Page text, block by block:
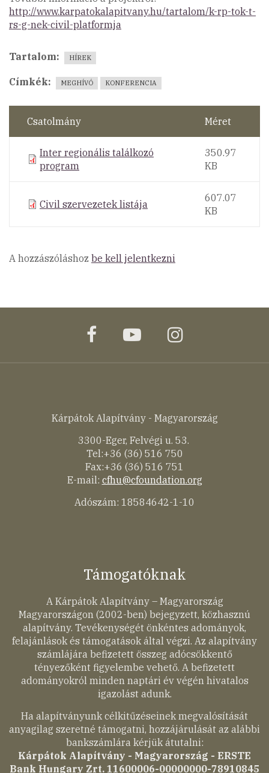
http://www.karpatokalapitvany.hu/tartalom/k-rp-tok-t-
rs-g-nek-civil-platformja
Tartalom HÍREK
Címkék MEGHÍVÓ KONFERENCIA
Csatolmány Méret
Inter regionális találkozó
program
350.97
KB
Civil szervezetek listája
607.07
KB
A hozzászóláshoz be kell jelentkezni
facebookyoutubeinstagram
Kárpátok Alapítvány - Magyarország
3300-Eger, Felvégi u. 53.
Tel:+36 (36) 516 750
Fax:+36 (36) 516 751
E-mail: cfhu@cfoundation.org
Adószám: 18584642-1-10
Támogatóknak
A Kárpátok Alapítvány – Magyarország
Magyarországon (2002-ben) bejegyzett, közhasznú
alapítvány. Tevékenységét önkéntes adományok,
felajánlások és támogatások által végzi. Az alapítvány
számlájára befizetett összeg adócsökkentő
tényezőként figyelembe vehető. A befizetett
adományokról minden naptári év végén hivatalos
igazolást adunk.
Ha alapítványunk célkitűzéseinek megvalósítását
anyagilag szeretné támogatni, hozzájárulását az alábbi
bankszámlára kérjük átutalni:
Kárpátok Alapítvány - Magyarország - ERSTE
Bank Hungary Zrt. 11600006-00000000-78910845